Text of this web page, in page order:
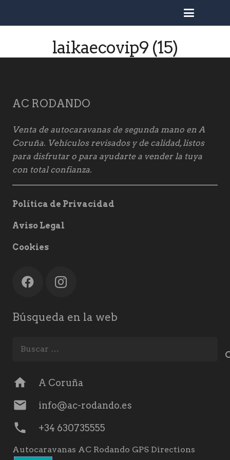
laikaecovip9 (15)
AC RODANDO
Venta de autocaravanas de segunda mano en A
Coruña. Vehículos revisados y de calidad, listos
para disfrutar o para ayudarte a vender la tuya
con total confianza.
Política de Privacidad
Aviso Legal
Cookies
Búsqueda en la web
home A Coruña
mail info@ac-rodando.es
phone +34 630735555
Autocaravanas AC Rodando GPS Directions